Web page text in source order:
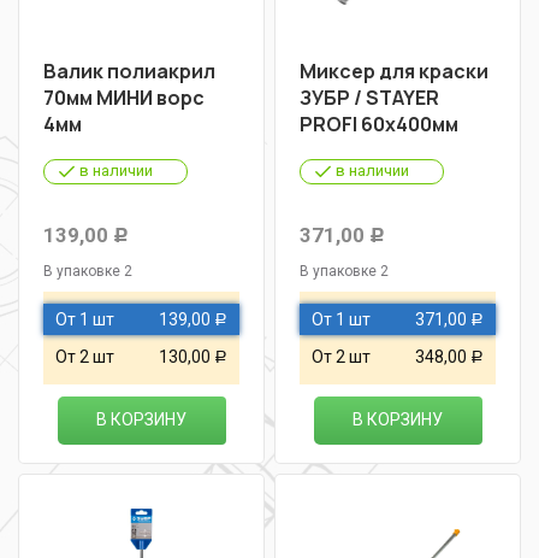
Валик полиакрил
70мм МИНИ ворс
4мм
в наличии
139,00 Р
В упаковке 2
От 1 шт 139,00 Р
От 2 шт 130,00 Р
В КОРЗИНУ
Миксер для краски
ЗУБР / STAYER
PROFI 60х400мм
в наличии
371,00 Р
В упаковке 2
От 1 шт 371,00 Р
От 2 шт 348,00 Р
В КОРЗИНУ